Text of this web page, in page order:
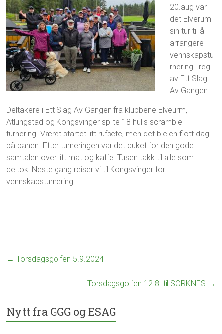
E
l
v
e
r
u
m
,
H
a
s
k
j
e
r
i
k
e
p
e
m
b
r
2
4
20.aug var
det Elverum
sin tur til å
arrangere
vennskapstu
rnering i regi
av Ett Slag
Av Gangen.
Deltakere i Ett Slag Av Gangen fra klubbene Elveurm,
Atlungstad og Kongsvinger spilte 18 hulls scramble
turnering. Været startet litt rufsete, men det ble en flott dag
på banen. Etter turneringen var det duket for den gode
samtalen over litt mat og kaffe. Tusen takk til alle som
deltok! Neste gang reiser vi til Kongsvinger for
vennskapsturnering.
← Torsdagsgolfen 5.9.2024
Torsdagsgolfen 12.8. til SORKNES →
Nytt fra GGG og ESAG